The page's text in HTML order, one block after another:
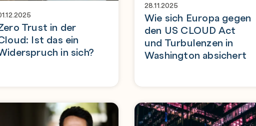
Trust in der
Ist das ein
in sich?
28.11.2025
Wie sich Europa gegen
den US CLOUD Act
und Turbulenzen in
Washington absichert